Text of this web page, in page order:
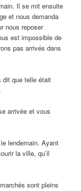
Il se mit ensuite
et nous demanda
nous reposer
est impossible de
pas arrivés dans
dit que telle était
arrivée et vous
lendemain. Ayant
la ville, qu’il
sont pleins